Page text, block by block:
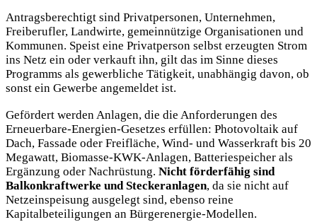
Antragsberechtigt sind Privatpersonen, Unternehmen,
Freiberufler, Landwirte, gemeinnützige Organisationen und
Kommunen. Speist eine Privatperson selbst erzeugten Strom
ins Netz ein oder verkauft ihn, gilt das im Sinne dieses
Programms als gewerbliche Tätigkeit, unabhängig davon, ob
sonst ein Gewerbe angemeldet ist.
Gefördert werden Anlagen, die die Anforderungen des
Erneuerbare-Energien-Gesetzes erfüllen: Photovoltaik auf
Dach, Fassade oder Freifläche, Wind- und Wasserkraft bis 20
Megawatt, Biomasse-KWK-Anlagen, Batteriespeicher als
Ergänzung oder Nachrüstung. Nicht förderfähig sind
Balkonkraftwerke und Steckeranlagen, da sie nicht auf
Netzeinspeisung ausgelegt sind, ebenso reine
Kapitalbeteiligungen an Bürgerenergie-Modellen.